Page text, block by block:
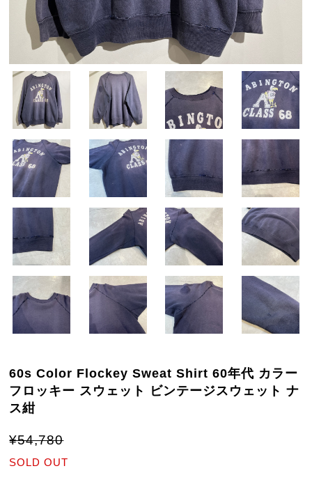
60s Color Flockey Sweat Shirt 60年代 カラー
フロッキー スウェット ビンテージスウェット ナ
ス紺
¥54,780
SOLD OUT